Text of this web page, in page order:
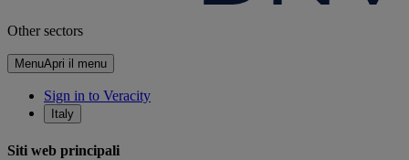
Other sectors
MenuApri il menu
Sign in to Veracity
Italy
Siti web principali